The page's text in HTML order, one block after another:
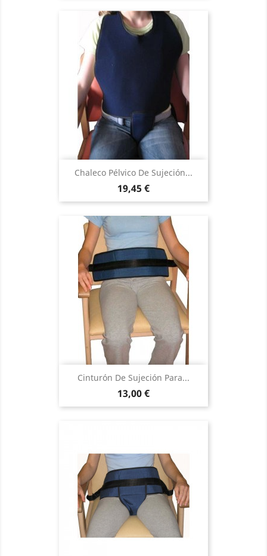
Chaleco Pélvico De Sujeción...
Precio
19,45 €
Cinturón De Sujeción Para...
Precio
13,00 €